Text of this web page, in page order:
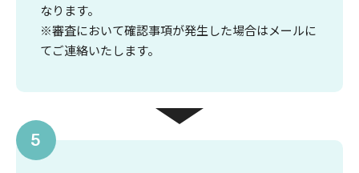
なります。
※審査において確認事項が発生した場合はメールに
てご連絡いたします。
5